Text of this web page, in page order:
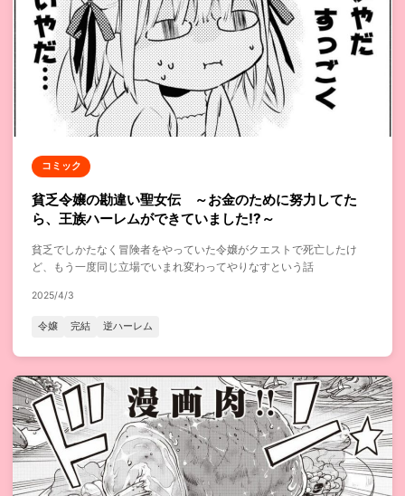
コミック
貧乏令嬢の勘違い聖女伝 ～お金のために努力してた
ら、王族ハーレムができていました!?～
貧乏でしかたなく冒険者をやっていた令嬢がクエストで死亡したけ
ど、もう一度同じ立場でいまれ変わってやりなすという話
2025/4/3
令嬢 完結 逆ハーレム